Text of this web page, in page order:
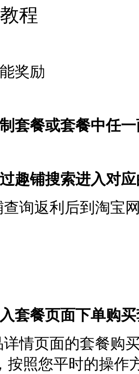
程
奖励
套餐或套餐中任
趣铺搜索进入对
询返利后到淘宝
套餐页面下单购
情页面的套餐购
按照您平时的操作